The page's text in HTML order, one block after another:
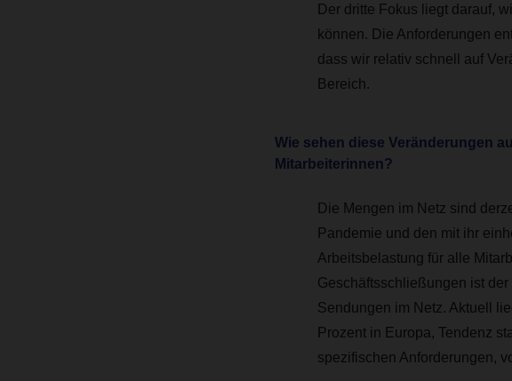
Der dritte Fokus liegt darauf,
können. Die Anforderungen
dass wir relativ schnell auf
Bereich.
Wie sehen diese Veränderungen
Mitarbeiterinnen?
Die Mengen im Netz sind
Pandemie und den mit ihr
Arbeitsbelastung für alle
Geschäftsschließungen ist
Sendungen im Netz. Aktuell
Prozent in Europa, Tendenz
spezifischen Anforderungen,